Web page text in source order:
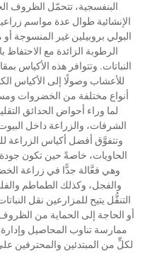
البنفسجية، تتحمّل الظروف
الإنشائية طوال عدة مواسم
البولي بروبيلين غير المنسوجة
الرطوبة الزائدة مع الاحتفاظ
النباتات. وتتوافر هذه الأكياس
للأعشاب وصولًا إلى الأكياس
أنواع مختلفة من الخضروات
لما وراء أحواض الحدائق
الشرفات، والزراعة داخل
وتتفوَّق أفضل أكياس الزراعة
الحاويات، خاصةً حين تكون
وهي فعَّالة جدًّا في زراعة
والفجل، وكذلك الطماطم
التنقُّل يتيح للمزارعين نقل
أو الحاجة إلى الحماية من
ممارسة تناوب المحاصيل وإدارة
لكلٍّ من المبتدئين والمحترفين